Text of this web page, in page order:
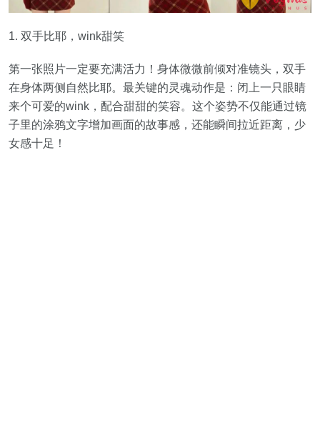
1. 双手比耶，wink甜笑
第一张照片一定要充满活力！身体微微前倾对准镜头，双手
在身体两侧自然比耶。最关键的灵魂动作是：闭上一只眼睛
来个可爱的wink，配合甜甜的笑容。这个姿势不仅能通过镜
子里的涂鸦文字增加画面的故事感，还能瞬间拉近距离，少
女感十足！